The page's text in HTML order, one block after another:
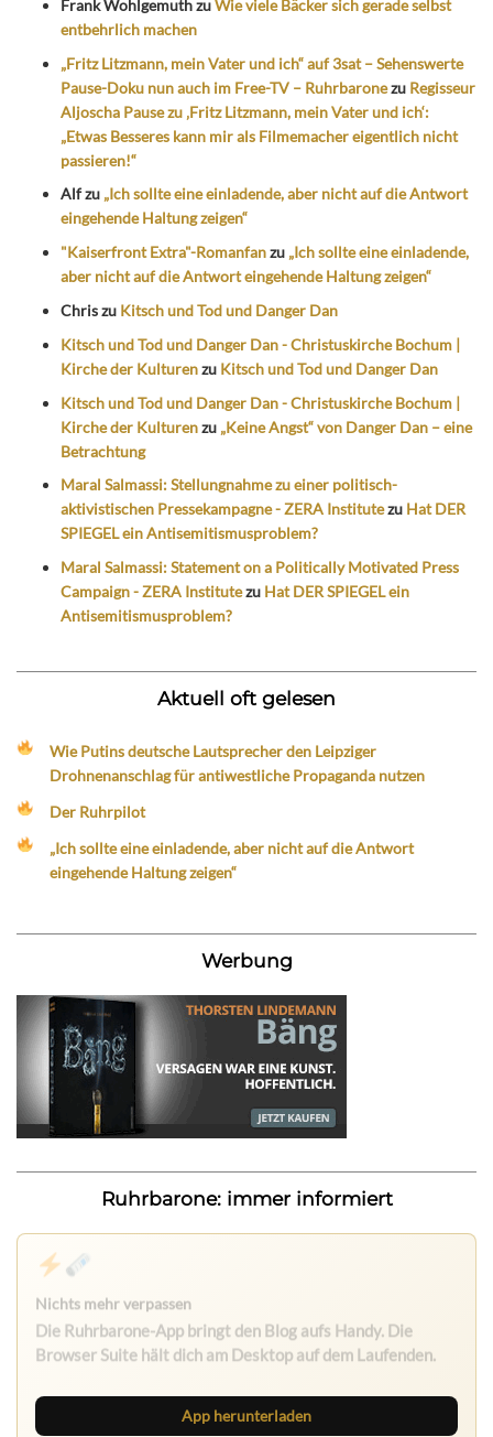
Frank WohlgemuthzuWie viele Bäcker sich gerade selbst
entbehrlich machen
„Fritz Litzmann, mein Vater und ich“ auf 3sat – Sehenswerte
Pause-Doku nun auch im Free-TV – Ruhrbaronezu Regisseur
Aljoscha Pause zu ‚Fritz Litzmann, mein Vater und ich‘:
„Etwas Besseres kann mir als Filmemacher eigentlich nicht
passieren!“
Alfzu „Ich sollte eine einladende, aber nicht auf die Antwort
eingehende Haltung zeigen“
"Kaiserfront Extra"-Romanfanzu „Ich sollte eine einladende,
aber nicht auf die Antwort eingehende Haltung zeigen“
Chriszu Kitsch und Tod und Danger Dan
Kitsch und Tod und Danger Dan - Christuskirche Bochum |
Kirche der Kulturenzu Kitsch und Tod und Danger Dan
Kitsch und Tod und Danger Dan - Christuskirche Bochum |
Kirche der Kulturenzu „Keine Angst“ von Danger Dan – eine
Betrachtung
Maral Salmassi: Stellungnahme zu einer politisch-
aktivistischen Pressekampagne - ZERA Institutezu Hat DER
SPIEGEL ein Antisemitismusproblem?
Maral Salmassi: Statement on a Politically Motivated Press
Campaign - ZERA Institutezu Hat DER SPIEGEL ein
Antisemitismusproblem?
Aktuell oft gelesen
Wie Putins deutsche Lautsprecher den Leipziger
Drohnenanschlag für antiwestliche Propaganda nutzen
Der Ruhrpilot
„Ich sollte eine einladende, aber nicht auf die Antwort
eingehende Haltung zeigen“
Werbung
Ruhrbarone: immer informiert
Ruhrbarone: immer informiert
Neue Beiträge, Debatten und Revierstoff: auf dem Handy
mit der App, am Rechner mit der Browser Suite.
App herunterladen